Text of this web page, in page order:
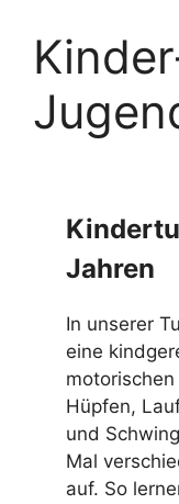
Jahren
In unserer
eine
Hüpfen,
und
Mal
auf. So